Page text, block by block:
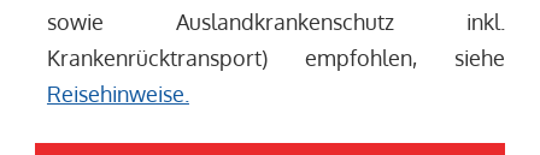
sowie Auslandkrankenschutz inkl.
Krankenrücktransport) empfohlen, siehe
Reisehinweise.